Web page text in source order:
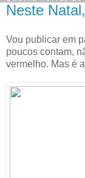
Neste
Vou publicar em
poucos contam,
vermelho. Mas é